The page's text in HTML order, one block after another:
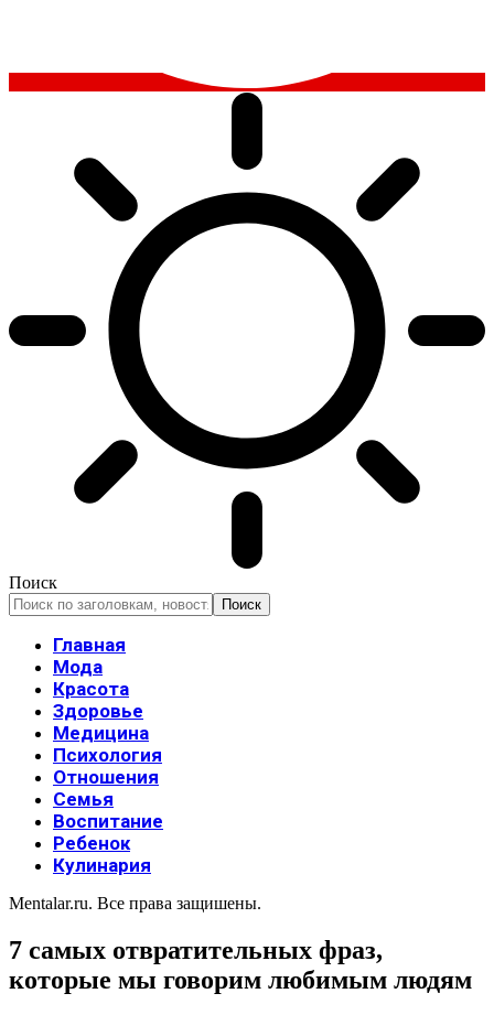
Поиск
Главная
Мода
Красота
Здоровье
Медицина
Психология
Отношения
Семья
Воспитание
Ребенок
Кулинария
Mentalar.ru. Все права защишены.
7 самых отвратительных фраз,
которые мы говорим любимым людям